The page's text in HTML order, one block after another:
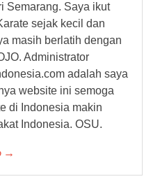
Semarang. Saya ikut
sejak kecil dan
masih berlatih dengan
Administrator
adalah saya
website ini semoga
di Indonesia makin
Indonesia. OSU.
→